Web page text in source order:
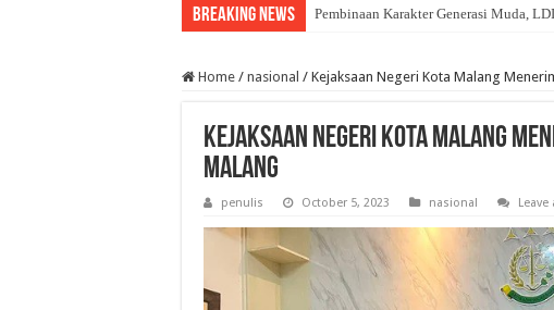
Breaking News Pembinaan Karakter Generasi Muda,
Home / nasional / Kejaksaan Negeri Kota Malang
Kejaksaan Negeri Kota Malang
Malang
penulis October 5, 2023 nasional